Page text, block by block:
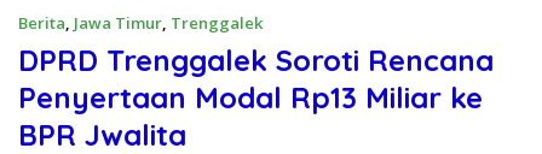
Berita, Jawa Timur, Trenggalek
DPRD Trenggalek Soroti Rencana
Penyertaan Modal Rp13 Miliar ke
BPR Jwalita